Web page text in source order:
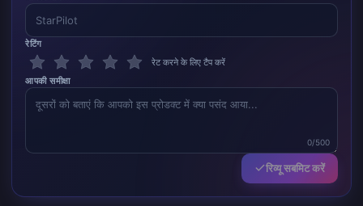
रेटिंग
रेट करने के लिए टैप करें
आपकी समीक्षा
0/500
रिव्यू सबमिट करें